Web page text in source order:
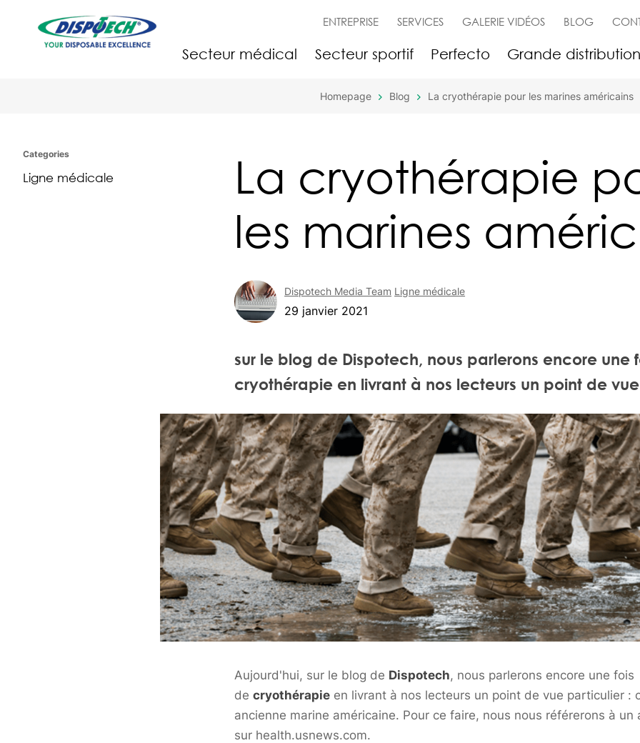
ENTREPRISE SERVICES GALERIE VIDÉOS BLOG
Secteur médical Secteur sportif Perfecto Grande
Homepage Blog La cryothérapie pour les marines américains
Categories
Ligne médicale
La cryothérapie
les marines
Dispotech Media Team Ligne médicale
29 janvier 2021
sur le blog de Dispotech, nous parlerons encore une
cryothérapie en livrant à nos lecteurs un point de
Aujourd'hui, sur le blog de Dispotech, nous parlerons encore une fois
de cryothérapie en livrant à nos lecteurs un point de vue particulier :
ancienne marine américaine. Pour ce faire, nous nous référerons à un
sur health.usnews.com.